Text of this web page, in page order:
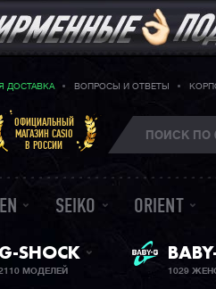
ДОСТАВКА ВОПРОСЫ И ОТВЕТЫ
ОФИЦИАЛЬНЫЙ
МАГАЗИН CASIO
В РОССИИ
SEIKO ORIENT
G-SHOCK
МОДЕЛЕЙ 1029